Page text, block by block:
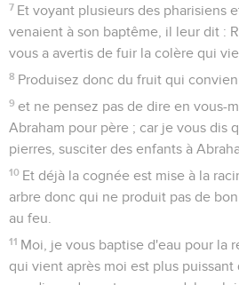
7 Et voyant plusieurs des pharisiens
venaient à son baptême, il leur dit :
vous a avertis de fuir la colère qui
8 Produisez donc du fruit qui
9 et ne pensez pas de dire en vous-
Abraham pour père ; car je vous dis
pierres, susciter des enfants à
10 Et déjà la cognée est mise à la
arbre donc qui ne produit pas de
au feu.
11 Moi, je vous baptise d'eau pour la
qui vient après moi est plus